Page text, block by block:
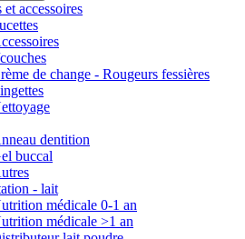
et accessoires
de change - Rougeurs fessières
dentition
buccal
- lait
médicale 0-1 an
médicale >1 an